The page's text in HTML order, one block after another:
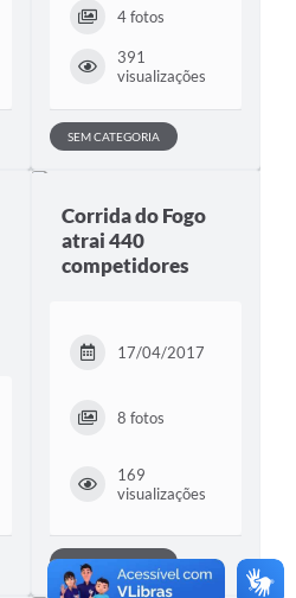
4 fotos
391
visualizações
SEM CATEGORIA
Corrida do Fogo
atrai 440
competidores
17/04/2017
8 fotos
169
visualizações
SEM CATEGORIA